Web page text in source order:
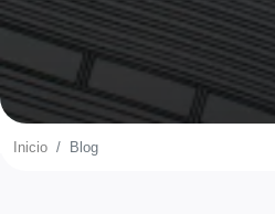
Inicio Blog